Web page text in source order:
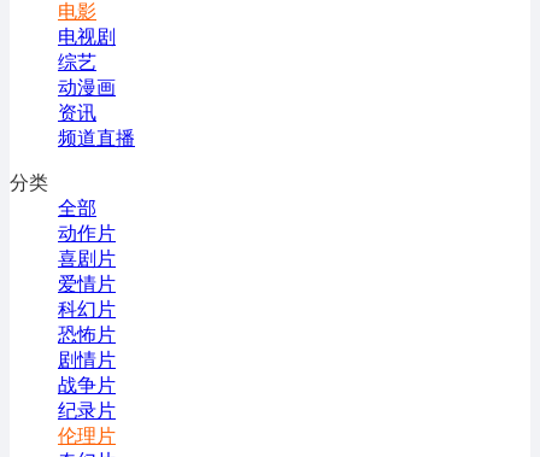
电影
电视剧
综艺
动漫画
资讯
频道直播
分类
全部
动作片
喜剧片
爱情片
科幻片
恐怖片
剧情片
战争片
纪录片
伦理片